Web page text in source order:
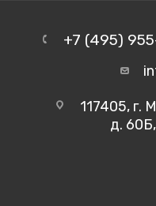
+7 (495)
117405, г.
д.